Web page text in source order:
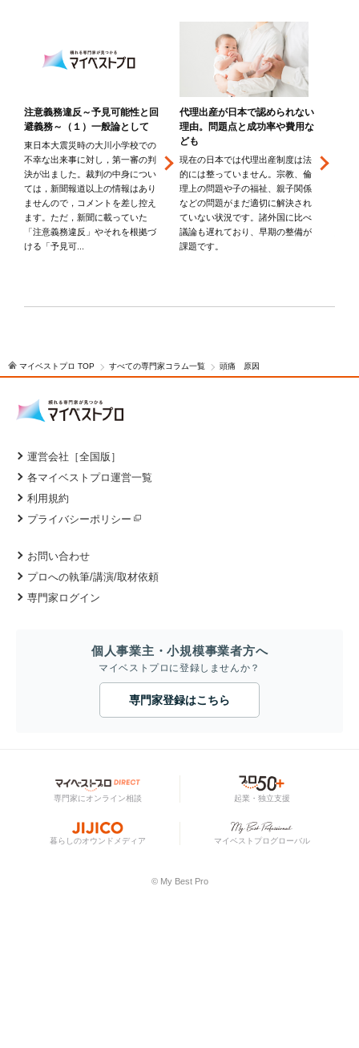
注意義務違反～予見可能性と回
避義務～（１）一般論として
東日本大震災時の大川小学校での
不幸な出来事に対し，第一審の判
決が出ました。裁判の中身につい
ては，新聞報道以上の情報はあり
ませんので，コメントを差し控え
ます。ただ，新聞に載っていた
「注意義務違反」やそれを根拠づ
ける「予見可...
代理出産が日本で認められない
理由。問題点と成功率や費用な
ども
現在の日本では代理出産制度は法
的には整っていません。宗教、倫
理上の問題や子の福祉、親子関係
などの問題がまだ適切に解決され
ていない状況です。諸外国に比べ
議論も遅れており、早期の整備が
課題です。
マイベストプロ TOP すべての専門家コラム一覧 頭痛 原因
運営会社［全国版］
各マイベストプロ運営一覧
利用規約
プライバシーポリシー
お問い合わせ
プロへの執筆/講演/取材依頼
専門家ログイン
個人事業主・小規模事業者方へ
マイベストプロに登録しませんか？
専門家登録はこちら
専門家にオンライン相談 起業・独立支援
暮らしのオウンドメディア マイベストプログローバル
© My Best Pro